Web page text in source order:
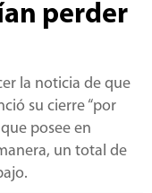
perder
la noticia de que
su cierre “por
posee en
un total de